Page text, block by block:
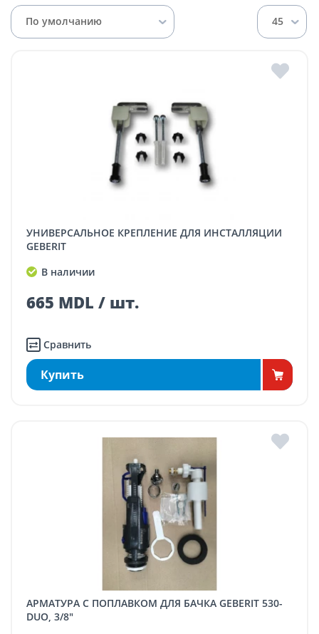
По умолчанию 45
УНИВЕРСАЛЬНОЕ КРЕПЛЕНИЕ ДЛЯ ИНСТАЛЛЯЦИИ
GEBERIT
В наличии
665 MDL / шт.
Сравнить
Купить
АРМАТУРА С ПОПЛАВКОМ ДЛЯ БАЧКА GEBERIT 530-
DUO, 3/8"